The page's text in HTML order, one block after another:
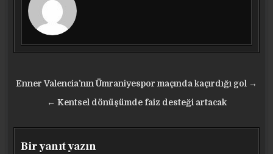
Yazı
gezinmesi
Enner Valencia’nın Ümraniyespor maçında kaçırdığı gol →
← Kentsel dönüşümde faiz desteği artacak
Bir yanıt yazın